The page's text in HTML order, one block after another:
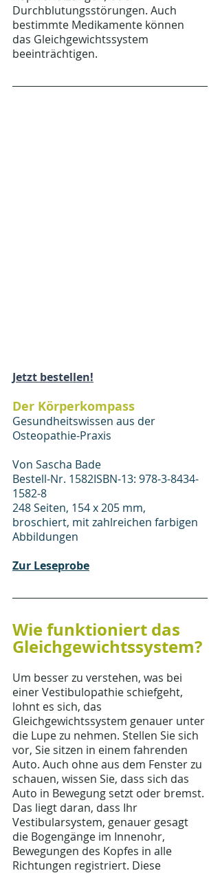
Durchblutungsstörungen. Auch
bestimmte Medikamente können
das Gleichgewichtssystem
beeinträchtigen.
Jetzt bestellen!
Der Körperkompass
Gesundheitswissen aus der
Osteopathie-Praxis
Von Sascha Bade
Bestell-Nr. 1582ISBN-13: 978-3-8434-
1582-8
248 Seiten, 154 x 205 mm,
broschiert, mit zahlreichen farbigen
Abbildungen
Zur Leseprobe
Wie funktioniert das
Gleichgewichtssystem?
Um besser zu verstehen, was bei
einer Vestibulopathie schiefgeht,
lohnt es sich, das
Gleichgewichtssystem genauer unter
die Lupe zu nehmen. Stellen Sie sich
vor, Sie sitzen in einem fahrenden
Auto. Auch ohne aus dem Fenster zu
schauen, wissen Sie, dass sich das
Auto in Bewegung setzt oder bremst.
Das liegt daran, dass Ihr
Vestibularsystem, genauer gesagt
die Bogengänge im Innenohr,
Bewegungen des Kopfes in alle
Richtungen registriert. Diese